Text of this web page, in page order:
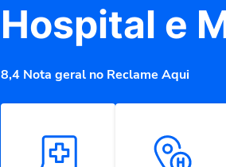
Hospital e
8,4 Nota geral no Reclame Aqui